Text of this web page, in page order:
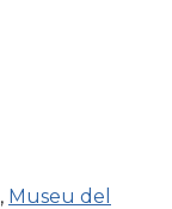
, Museu del